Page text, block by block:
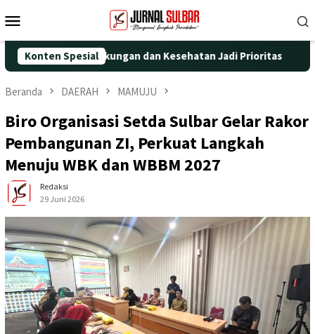
ke
Mobile
Konten Spesial
Lingkungan dan Kesehatan Jadi Prioritas Jadi
Beranda DAERAH MAMUJU
Biro Organisasi Setda Sulbar Gelar Rakor
Pembangunan ZI, Perkuat Langkah
Menuju WBK dan WBBM 2027
Redaksi
29 Juni 2026